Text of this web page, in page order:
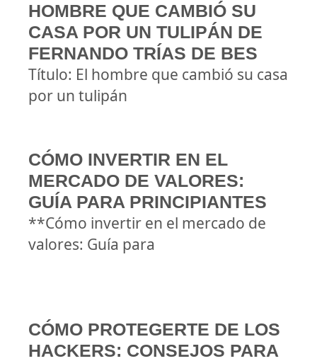
HOMBRE QUE CAMBIÓ SU
CASA POR UN TULIPÁN DE
FERNANDO TRÍAS DE BES
Título: El hombre que cambió su casa
por un tulipán
CÓMO INVERTIR EN EL
MERCADO DE VALORES:
GUÍA PARA PRINCIPIANTES
**Cómo invertir en el mercado de
valores: Guía para
CÓMO PROTEGERTE DE LOS
HACKERS: CONSEJOS PARA